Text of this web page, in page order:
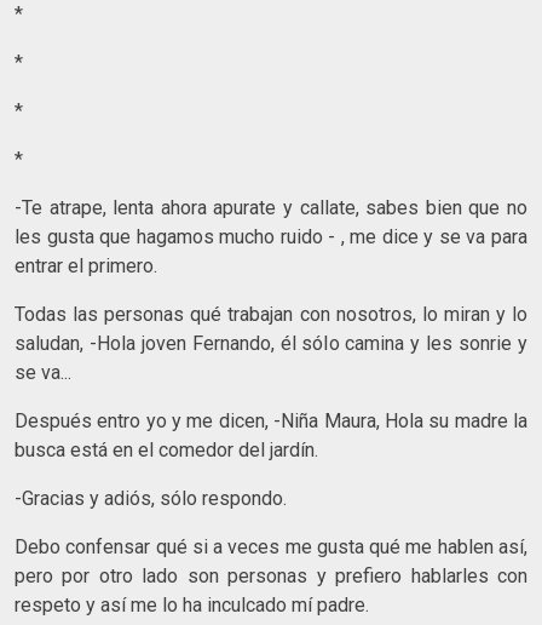
*
*
*
*
-Te atrape, lenta ahora apurate y callate, sabes bien que no
les gusta que hagamos mucho ruido - , me dice y se va para
entrar el primero.
Todas las personas qué trabajan con nosotros, lo miran y lo
saludan, -Hola joven Fernando, él sólo camina y les sonrie y
se va...
Después entro yo y me dicen, -Niña Maura, Hola su madre la
busca está en el comedor del jardín.
-Gracias y adiós, sólo respondo.
Debo confensar qué si a veces me gusta qué me hablen así,
pero por otro lado son personas y prefiero hablarles con
respeto y así me lo ha inculcado mí padre.